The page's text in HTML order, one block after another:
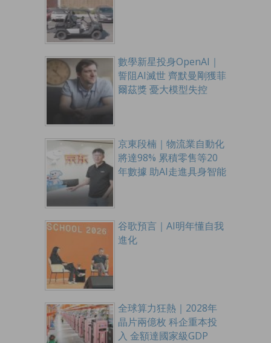
數學新星投身OpenAI｜
誓阻AI滅世 齊默曼剛獲菲
爾茲獎 憂大模型失控
京東段楠｜物流業自動化
將達98% 累積零售等20
年數據 助AI走進具身智能
谷歌預言｜AI明年懂自我
進化
全球算力狂熱｜2028年
晶片兩億枚 科企重本投
入 金額達國家級GDP